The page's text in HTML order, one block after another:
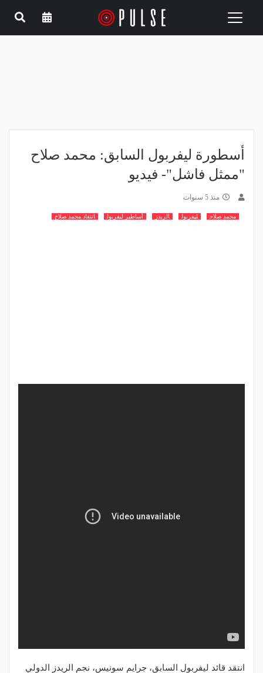
Toggle
أسطورة ليفربول السابق: محمد صلاح
"ممثل فاشل"- فيديو
منذ 5 سنوات
محمد صلاح ليفربول الريدز أساطير ليفربول انتقاد محمد صلاح
انتقد قائد ليفربول السابق، جرايم سونيس، نجم الريدز الدولي